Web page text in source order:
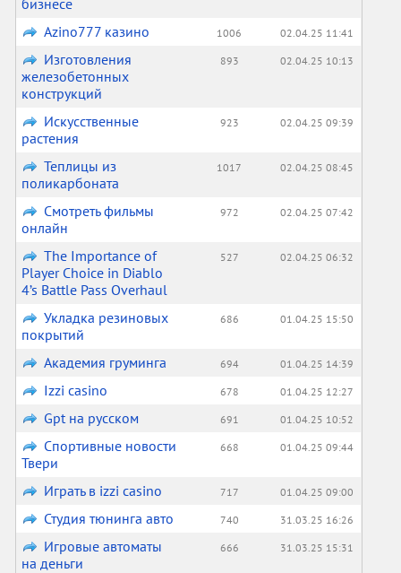
бизнесе
Аzino777 казино 1006 02.04.25 11:41
Изготовления
железобетонных
конструкций
893 02.04.25 10:13
Искусственные
растения
923 02.04.25 09:39
Теплицы из
поликарбоната
1017 02.04.25 08:45
Смотреть фильмы
онлайн
972 02.04.25 07:42
The Importance of
Player Choice in Diablo
4’s Battle Pass Overhaul
527 02.04.25 06:32
Укладка резиновых
покрытий
686 01.04.25 15:50
Академия груминга 694 01.04.25 14:39
Izzi casino 678 01.04.25 12:27
Gpt на русском 691 01.04.25 10:52
Спортивные новости
Твери
668 01.04.25 09:44
Играть в izzi casino 717 01.04.25 09:00
Студия тюнинга авто 740 31.03.25 16:26
Игровые автоматы
на деньги
666 31.03.25 15:31